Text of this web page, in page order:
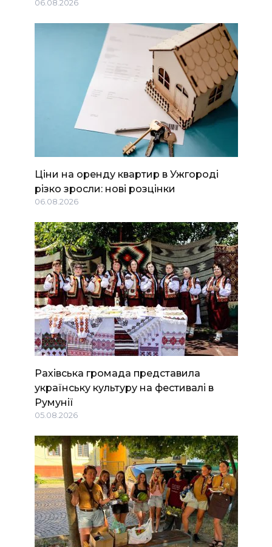
06.08.2026
Ціни на оренду квартир в Ужгороді
різко зросли: нові розцінки
06.08.2026
Рахівська громада представила
українську культуру на фестивалі в
Румунії
05.08.2026